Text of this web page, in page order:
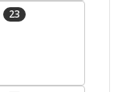
23